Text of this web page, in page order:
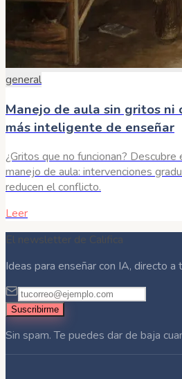
general
Manejo de aula sin gritos ni
más inteligente de enseñar
¿Gritos que no funcionan?
manejo de aula: intervenciones
reducen el conflicto.
Leer
El newsletter de Califica
Ideas para enseñar con IA, directo a
Suscribirme
Sin spam. Te puedes dar de baja